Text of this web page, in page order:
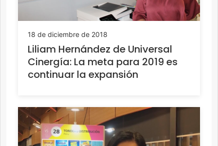
18 de diciembre de 2018
Liliam Hernández de Universal
Cinergía: La meta para 2019 es
continuar la expansión